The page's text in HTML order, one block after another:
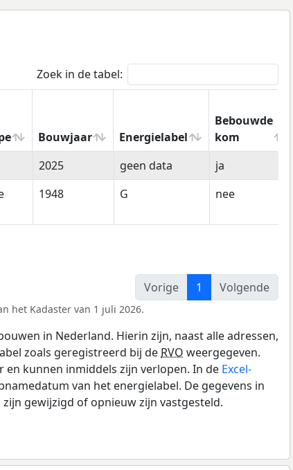
Zoek in de tabel:
Bouwjaar Energielabel
Bebouwde
kom
Bouwjaar Energielabel
Bebouwde
kom
2025 geen data
ja
1948 G nee
Vorige
1 Volgende
het Kadaster van 1 juli 2026.
in Nederland. Hierin zijn, naast alle adressen,
zoals geregistreerd bij de RVO weergegeven.
kunnen inmiddels zijn verlopen. In de Excel-
van het energielabel. De gegevens in
gewijzigd of opnieuw zijn vastgesteld.